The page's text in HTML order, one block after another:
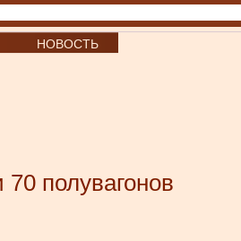
НОВОСТЬ
полувагонов